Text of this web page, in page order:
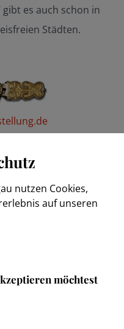
es auch schon in
Städten.
nutzen Cookies,
auf unseren
möchtest